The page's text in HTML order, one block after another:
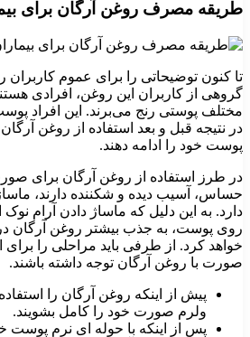
طریقه مصرف روغن آرگان برای
تا کنون توضیحاتی را برای عموم کاربران
گروهی از کاربران این روغن، افرادی
مختلف پوستی رنج می‌برند. این افراد
در نتیجه قبل و بعد استفاده از روغن آرگان
پوست خود را ادامه دهند.
در طرز استفاده از روغن آرگان برای
حساس، آسیب دیده و شکننده دارند،
دارد. به این دلیل که ماساژ دادن آرام
روی پوست، به جذب بیشتر روغن آرگان
خواهد کرد. از طرفی باید مراحلی را
صورت با روغن آرگان توجه داشته باشند.
پیش از اینکه روغن آرگان را استفاده
ولرم صورت خود را کامل بشویند.
پس از اینکه با حوله ای نرم پوست